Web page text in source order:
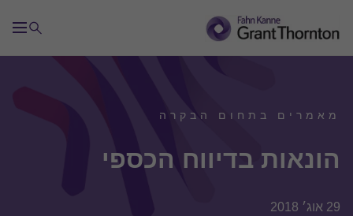
מאמרים בתחום הבקרה
הונאות בדיווח הכספי
29 אוג׳ 2018